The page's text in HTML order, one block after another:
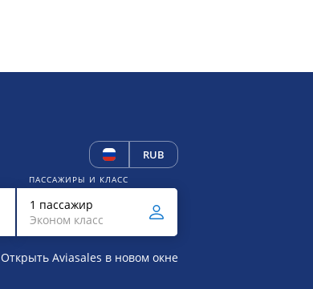
RUB
ПАССАЖИРЫ И КЛАСС
1 пассажир
Эконом класс
Открыть Aviasales в новом окне